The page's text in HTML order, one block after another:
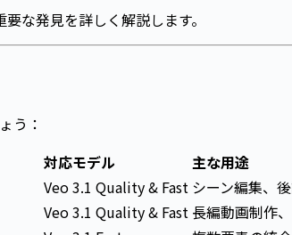
な発見を詳しく解説します。
う：
対応モデル
主な用途
Veo 3.1 Quality & Fast シーン編集、
Veo 3.1 Quality & Fast 長編動画制作